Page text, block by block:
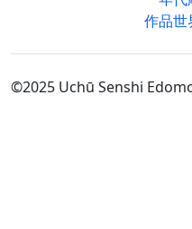
作品世
©2025 Uchū Senshi